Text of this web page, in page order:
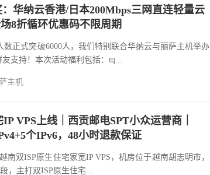
华纳云香港/日本200Mbps三网直连轻量云
8折循环优惠码不限周期
数正式突破6000人，我们特别联合华纳云与丽萨主机举办
支持！本次活动福利包括：ɰ...
主机
VPS上线｜西贡邮电SPT小众运营商｜
个IPv6，48小时退款保证
南双ISP原生住宅家宽IP VPS，机房位于越南胡志明市，
，主打双ISP原生住宅...